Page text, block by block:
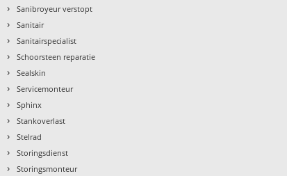
› Sanibroyeur verstopt
› Sanitair
› Sanitairspecialist
› Schoorsteen reparatie
› Sealskin
› Servicemonteur
› Sphinx
› Stankoverlast
› Stelrad
› Storingsdienst
› Storingsmonteur